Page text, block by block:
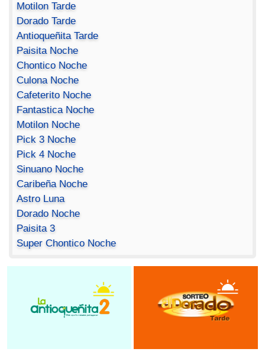
Motilon Tarde
Dorado Tarde
Antioqueñita Tarde
Paisita Noche
Chontico Noche
Culona Noche
Cafeterito Noche
Fantastica Noche
Motilon Noche
Pick 3 Noche
Pick 4 Noche
Sinuano Noche
Caribeña Noche
Astro Luna
Dorado Noche
Paisita 3
Super Chontico Noche